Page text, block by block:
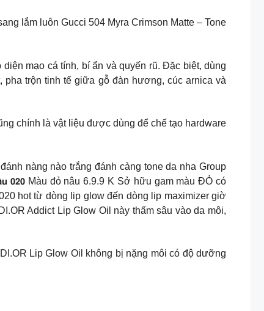
lắm luôn Gucci 504 Myra Crimson Matte – Tone
mạo cá tính, bí ẩn và quyến rũ. Đặc biệt, dùng
trộn tinh tế giữa gỗ đàn hương, cúc arnica và
chính là vật liệu được dùng để chế tạo hardware
đánh nàng nào trắng đánh càng tone da nha Group
𝟬𝟮𝟬 Màu đỏ nâu 6.9.9 K Sở hữu gam màu ĐỎ có
hot từ dòng lip glow đến dòng lip maximizer giờ
Addict Lip Glow Oil này thấm sâu vào da môi,
Lip Glow Oil không bị nặng môi có độ dưỡng